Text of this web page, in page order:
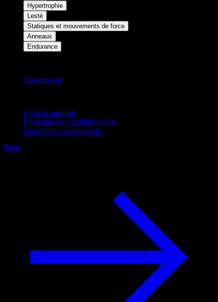
Hypertrophie
Lesté
Statiques et mouvements de force
Anneaux
Endurance
Changelog
Aide et support
Politique de confidentialité
Conditions d'utilisation
Blog